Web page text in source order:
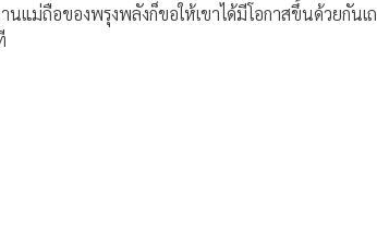
นแม่ถือของพรุงพลังก็ขอให้เขาได้มีโอกาสขึ้นด้วยกัน